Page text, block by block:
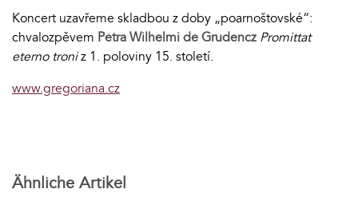
Koncert uzavřeme skladbou z doby „poarnoštovské“:
chvalozpěvem Petra Wilhelmi de Grudencz Promittat
eterno troniz 1. poloviny 15. století.
www.gregoriana.cz
Ähnliche Artikel